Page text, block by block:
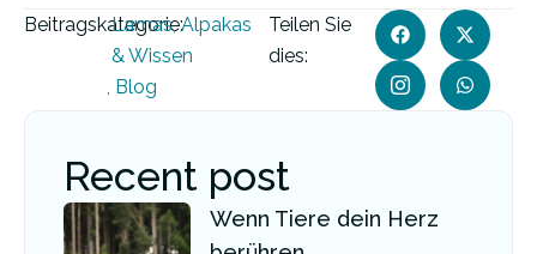
Beitragskategorie:
Lamas, Alpakas
& Wissen
, Blog
Teilen Sie
dies:
Recent post
Wenn Tiere dein Herz